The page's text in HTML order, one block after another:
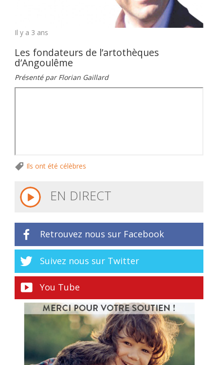
Il y a 3 ans
Les fondateurs de l’artothèques
d’Angoulême
Présenté par Florian Gaillard
Ils ont été célèbres
EN DIRECT
Retrouvez nous sur Facebook
Suivez nous sur Twitter
You Tube